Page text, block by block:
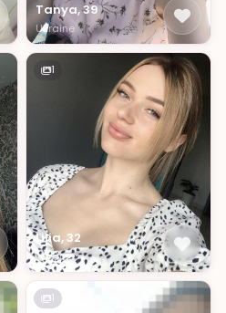
Tanya, 39
Ukraine
1
Lilia, 32
Ukraine
1